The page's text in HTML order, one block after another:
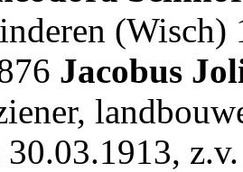
(Wisch)
Jacobus